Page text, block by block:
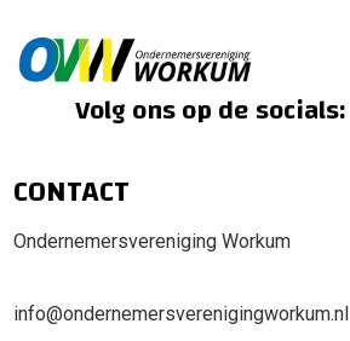
Volg ons op de socials:
CONTACT
Ondernemersvereniging Workum
info@ondernemersverenigingworkum.nl